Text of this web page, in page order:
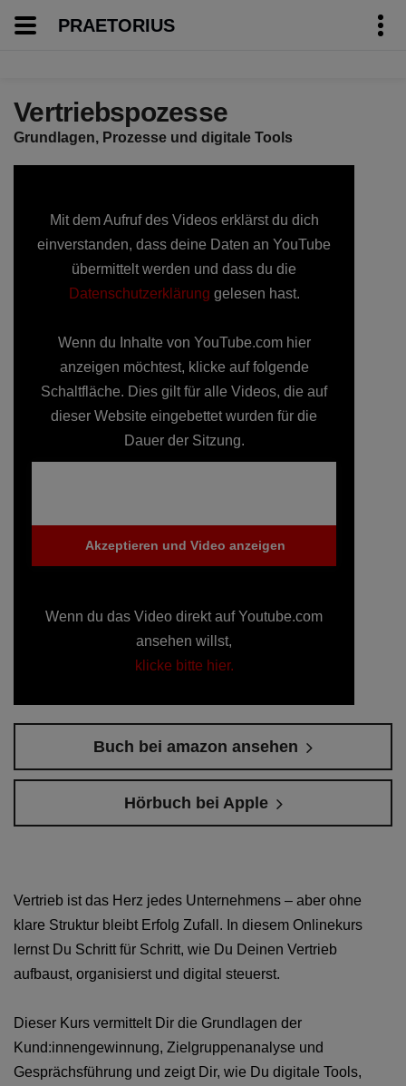
PRAETORIUS
Vertriebspozesse
Grundlagen, Prozesse und digitale Tools
Mit dem Aufruf des Videos erklärst du dich
einverstanden, dass deine Daten an YouTube
übermittelt werden und dass du die
Datenschutzerklärung gelesen hast.
Wenn du Inhalte von YouTube.com hier
anzeigen möchtest, klicke auf folgende
Schaltfläche. Dies gilt für alle Videos, die auf
dieser Website eingebettet wurden für die
Dauer der Sitzung.
Akzeptieren und Video anzeigen
Wenn du das Video direkt auf Youtube.com
ansehen willst,
klicke bitte hier.
Buch bei amazon ansehen
Hörbuch bei Apple
Vertrieb ist das Herz jedes Unternehmens – aber ohne
klare Struktur bleibt Erfolg Zufall. In diesem Onlinekurs
lernst Du Schritt für Schritt, wie Du Deinen Vertrieb
aufbaust, organisierst und digital steuerst.
Dieser Kurs vermittelt Dir die Grundlagen der
Kund:innengewinnung, Zielgruppenanalyse und
Gesprächsführung und zeigt Dir, wie Du digitale Tools,